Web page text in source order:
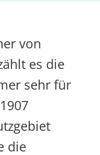
von
es die
sehr für
die